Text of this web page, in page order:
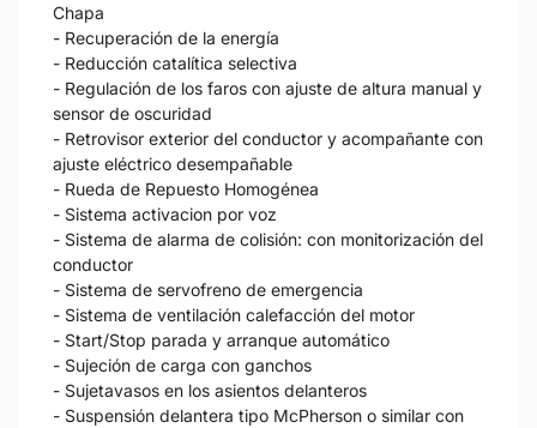
Chapa
- Recuperación de la energía
- Reducción catalítica selectiva
- Regulación de los faros con ajuste de altura manual y
sensor de oscuridad
- Retrovisor exterior del conductor y acompañante con
ajuste eléctrico desempañable
- Rueda de Repuesto Homogénea
- Sistema activacion por voz
- Sistema de alarma de colisión: con monitorización del
conductor
- Sistema de servofreno de emergencia
- Sistema de ventilación calefacción del motor
- Start/Stop parada y arranque automático
- Sujeción de carga con ganchos
- Sujetavasos en los asientos delanteros
- Suspensión delantera tipo McPherson o similar con